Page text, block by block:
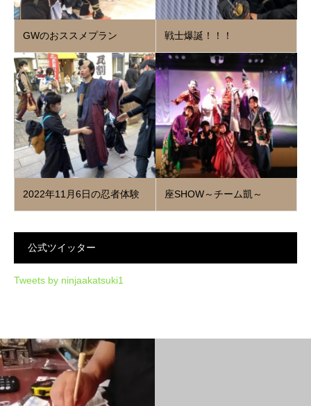
GWのおススメプラン 戦士爆誕！！！
2022年11月6日の忍者体験 座SHOW～チーム凱～
公式ツイッター
Tweets by ninjaakatsuki1